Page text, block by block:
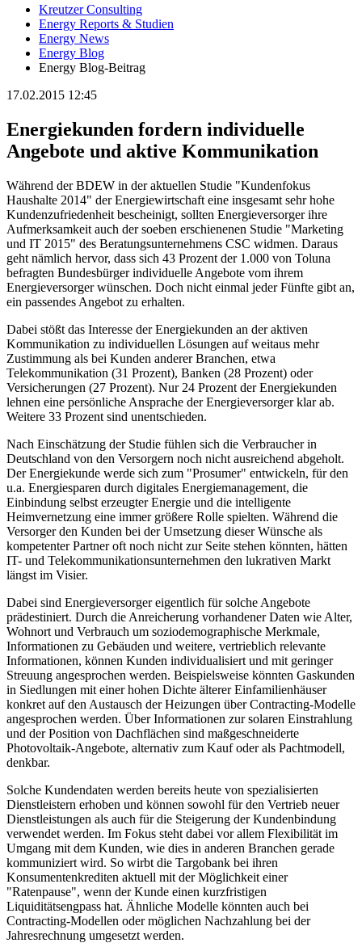
Kreutzer Consulting
Energy Reports & Studien
Energy News
Energy Blog
Energy Blog-Beitrag
17.02.2015 12:45
Energiekunden fordern individuelle
Angebote und aktive Kommunikation
Während der BDEW in der aktuellen Studie "Kundenfokus
Haushalte 2014" der Energiewirtschaft eine insgesamt sehr hohe
Kundenzufriedenheit bescheinigt, sollten Energieversorger ihre
Aufmerksamkeit auch der soeben erschienenen Studie "Marketing
und IT 2015" des Beratungsunternehmens CSC widmen. Daraus
geht nämlich hervor, dass sich 43 Prozent der 1.000 von Toluna
befragten Bundesbürger individuelle Angebote vom ihrem
Energieversorger wünschen. Doch nicht einmal jeder Fünfte gibt an,
ein passendes Angebot zu erhalten.
Dabei stößt das Interesse der Energiekunden an der aktiven
Kommunikation zu individuellen Lösungen auf weitaus mehr
Zustimmung als bei Kunden anderer Branchen, etwa
Telekommunikation (31 Prozent), Banken (28 Prozent) oder
Versicherungen (27 Prozent). Nur 24 Prozent der Energiekunden
lehnen eine persönliche Ansprache der Energieversorger klar ab.
Weitere 33 Prozent sind unentschieden.
Nach Einschätzung der Studie fühlen sich die Verbraucher in
Deutschland von den Versorgern noch nicht ausreichend abgeholt.
Der Energiekunde werde sich zum "Prosumer" entwickeln, für den
u.a. Energiesparen durch digitales Energiemanagement, die
Einbindung selbst erzeugter Energie und die intelligente
Heimvernetzung eine immer größere Rolle spielten. Während die
Versorger den Kunden bei der Umsetzung dieser Wünsche als
kompetenter Partner oft noch nicht zur Seite stehen könnten, hätten
IT- und Telekommunikationsunternehmen den lukrativen Markt
längst im Visier.
Dabei sind Energieversorger eigentlich für solche Angebote
prädestiniert. Durch die Anreicherung vorhandener Daten wie Alter,
Wohnort und Verbrauch um soziodemographische Merkmale,
Informationen zu Gebäuden und weitere, vertrieblich relevante
Informationen, können Kunden individualisiert und mit geringer
Streuung angesprochen werden. Beispielsweise könnten Gaskunden
in Siedlungen mit einer hohen Dichte älterer Einfamilienhäuser
konkret auf den Austausch der Heizungen über Contracting-Modelle
angesprochen werden. Über Informationen zur solaren Einstrahlung
und der Position von Dachflächen sind maßgeschneiderte
Photovoltaik-Angebote, alternativ zum Kauf oder als Pachtmodell,
denkbar.
Solche Kundendaten werden bereits heute von spezialisierten
Dienstleistern erhoben und können sowohl für den Vertrieb neuer
Dienstleistungen als auch für die Steigerung der Kundenbindung
verwendet werden. Im Fokus steht dabei vor allem Flexibilität im
Umgang mit dem Kunden, wie dies in anderen Branchen gerade
kommuniziert wird. So wirbt die Targobank bei ihren
Konsumentenkrediten aktuell mit der Möglichkeit einer
"Ratenpause", wenn der Kunde einen kurzfristigen
Liquiditätsengpass hat. Ähnliche Modelle könnten auch bei
Contracting-Modellen oder möglichen Nachzahlung bei der
Jahresrechnung umgesetzt werden.